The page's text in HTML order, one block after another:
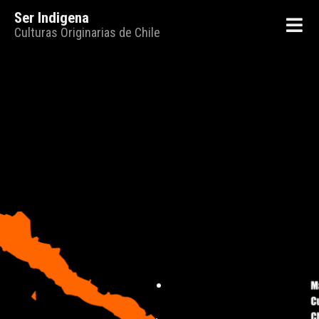
Ser Indigena
Culturas Originarias de Chile
.
.